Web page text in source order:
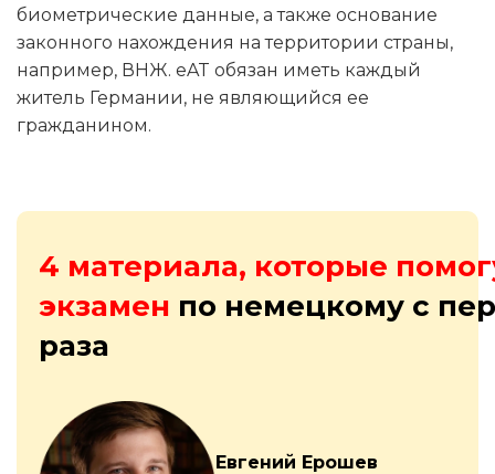
биометрические данные, а также основание
законного нахождения на территории страны,
например, ВНЖ. eAT обязан иметь каждый
житель Германии, не являющийся ее
гражданином.
4 материала, которые
экзамен по немецкому с
раза
Евгений Ерошев